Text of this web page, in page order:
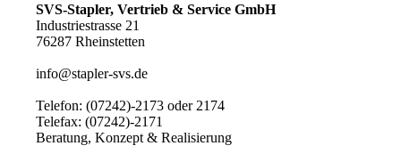
SVS-Stapler, Vertrieb & Service GmbH
Industriestrasse 21
76287 Rheinstetten
info@stapler-svs.de
Telefon: (07242)-2173 oder 2174
Telefax: (07242)-2171
Beratung, Konzept & Realisierung